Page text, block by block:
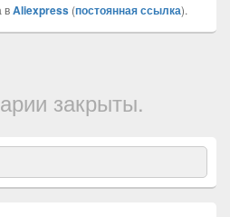
вAliexpress (постоянная ссылка).
закрыты.